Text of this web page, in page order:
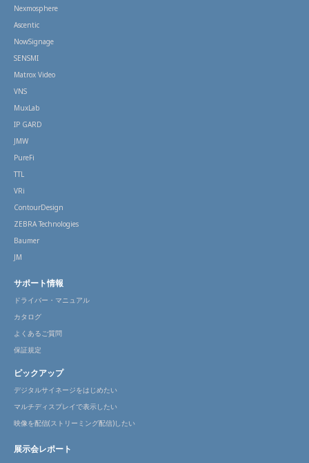
Nexmosphere
Ascentic
NowSignage
SENSMI
Matrox Video
VNS
MuxLab
IP GARD
JMW
PureFi
TTL
VRi
ContourDesign
ZEBRA Technologies
Baumer
JM
サポート情報
ドライバー・マニュアル
カタログ
よくあるご質問
保証規定
ピックアップ
デジタルサイネージをはじめたい
マルチディスプレイで表示したい
映像を配信(ストリーミング配信)したい
展示会レポート